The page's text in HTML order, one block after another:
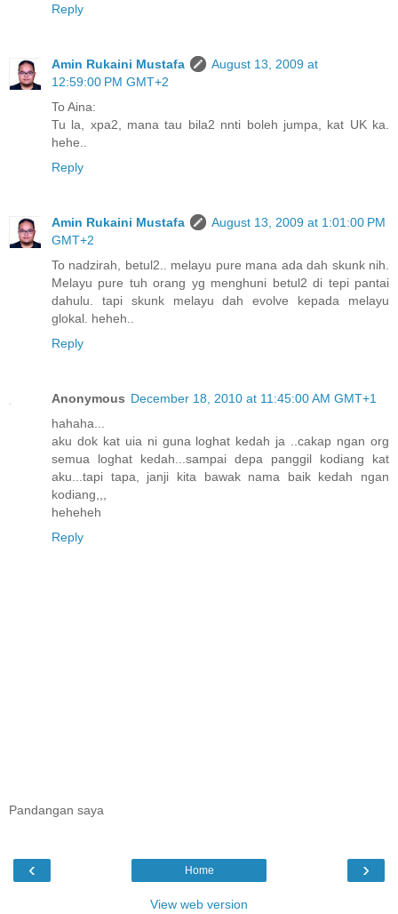
Reply
Amin Rukaini Mustafa
August 13, 2009 at
12:59:00 PM GMT+2
To Aina:
Tu la, xpa2, mana tau bila2 nnti boleh jumpa, kat UK ka.
hehe..
Reply
Amin Rukaini Mustafa
August 13, 2009 at 1:01:00 PM
GMT+2
To nadzirah, betul2.. melayu pure mana ada dah skunk nih.
Melayu pure tuh orang yg menghuni betul2 di tepi pantai
dahulu. tapi skunk melayu dah evolve kepada melayu
glokal. heheh..
Reply
Anonymous December 18, 2010 at 11:45:00 AM GMT+1
hahaha...
aku dok kat uia ni guna loghat kedah ja ..cakap ngan org
semua loghat kedah...sampai depa panggil kodiang kat
aku...tapi tapa, janji kita bawak nama baik kedah ngan
kodiang,,,
heheheh
Reply
Pandangan saya
‹ ›
Home
View web version